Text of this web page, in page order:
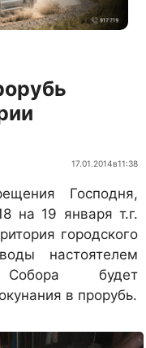
17.01.2014в11:38
Господня,
на 19 января т.г.
городского
настоятелем
Собора будет
в прорубь.